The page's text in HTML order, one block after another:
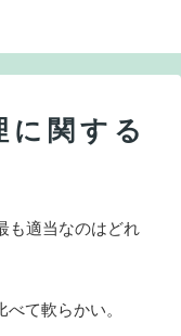
関する
も適当なのはどれ
て軟らかい。